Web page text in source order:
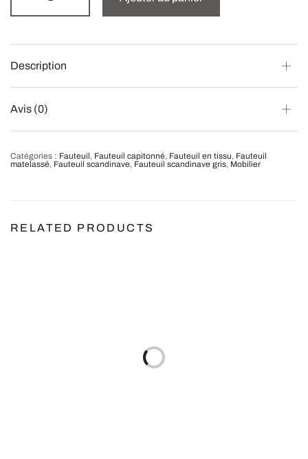
Description
Avis (0)
Catégories : Fauteuil, Fauteuil capitonné, Fauteuil en tissu, Fauteuil
matelassé, Fauteuil scandinave, Fauteuil scandinave gris, Mobilier
RELATED PRODUCTS